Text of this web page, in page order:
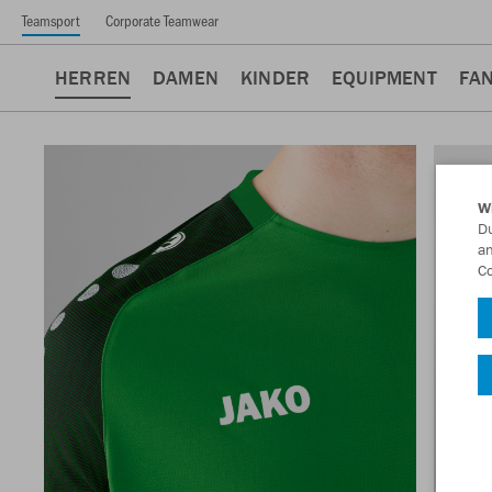
Teamsport Corporate Teamwear
HERREN DAMEN KINDER EQUIPMENT